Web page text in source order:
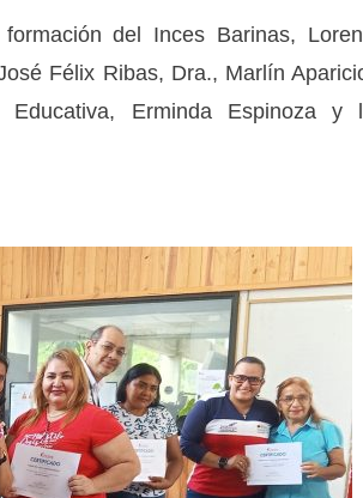
del Inces Barinas,
Félix Ribas, Dra., Marlín
Erminda Espinoza y